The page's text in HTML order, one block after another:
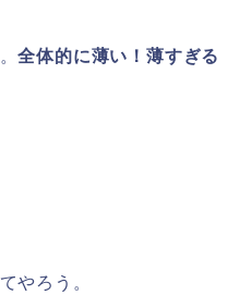
全体的に薄い！薄すぎる
やろう。